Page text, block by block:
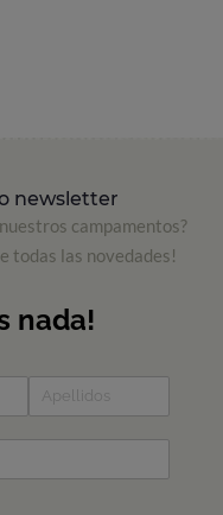
newsletter
campamentos?
todas las novedades!